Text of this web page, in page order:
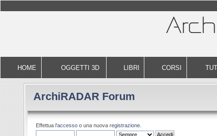
HOME OGGETTI 3D LIBRI CORSI
ArchiRADAR Forum
Effettua l'accesso o una nuova registrazione.